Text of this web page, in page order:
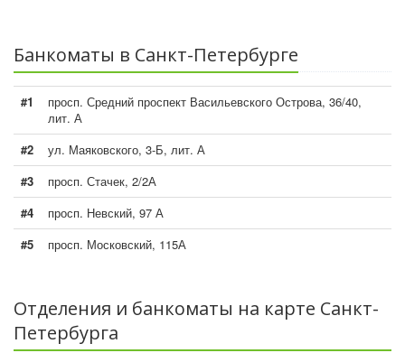
Банкоматы в Санкт-Петербурге
#1
просп. Средний проспект Васильевского Острова, 36/40,
лит. А
#2
ул. Маяковского, 3-Б, лит. А
#3
просп. Стачек, 2/2А
#4
просп. Невский, 97 А
#5
просп. Московский, 115А
Отделения и банкоматы на карте Санкт-
Петербурга